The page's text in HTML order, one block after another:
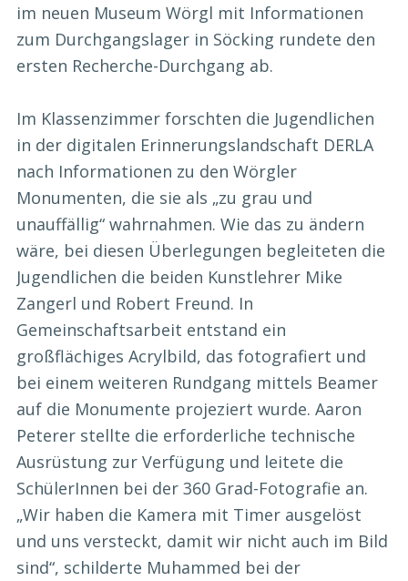
im neuen Museum Wörgl mit Informationen
zum Durchgangslager in Söcking rundete den
ersten Recherche-Durchgang ab.
Im Klassenzimmer forschten die Jugendlichen
in der digitalen Erinnerungslandschaft DERLA
nach Informationen zu den Wörgler
Monumenten, die sie als „zu grau und
unauffällig“ wahrnahmen. Wie das zu ändern
wäre, bei diesen Überlegungen begleiteten die
Jugendlichen die beiden Kunstlehrer Mike
Zangerl und Robert Freund. In
Gemeinschaftsarbeit entstand ein
großflächiges Acrylbild, das fotografiert und
bei einem weiteren Rundgang mittels Beamer
auf die Monumente projeziert wurde. Aaron
Peterer stellte die erforderliche technische
Ausrüstung zur Verfügung und leitete die
SchülerInnen bei der 360 Grad-Fotografie an.
„Wir haben die Kamera mit Timer ausgelöst
und uns versteckt, damit wir nicht auch im Bild
sind“, schilderte Muhammed bei der